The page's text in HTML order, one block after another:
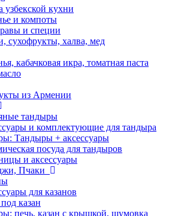
узбекской кухни
и компоты
и специи
сухофрукты, халва, мед
кабачковая икра, томатная паста
из Армении
тандыры
и комплектующие для тандыра
Тандыры + аксессуары
посуда для тандыров
и аксессуары
Пчаки
для казанов
казан
печь, казан с крышкой, шумовка